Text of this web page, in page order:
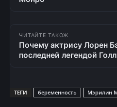
ЧИТАЙТЕ ТАКОЖ
Почему актрису Лорен
последней легендой
ТЕГИ беременность Мэрилин